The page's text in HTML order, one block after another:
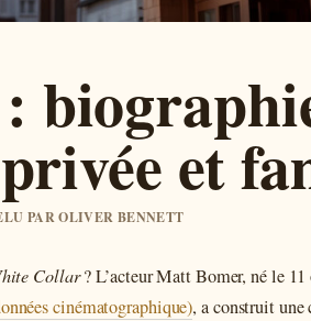
et
PAR OLIVER BENNETT
Collar? L’acteur Matt Bomer, né le 11
cinématographique), a construit une